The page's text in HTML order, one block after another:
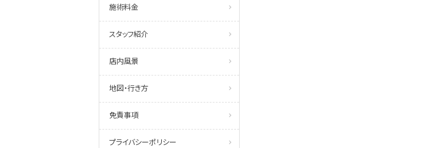
施術料金
スタッフ紹介
店内風景
地図・行き方
免責事項
プライバシーポリシー